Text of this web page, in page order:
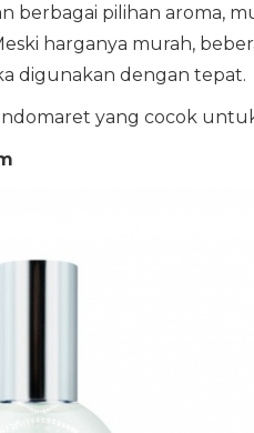
berbagai pilihan aroma,
harganya murah,
digunakan dengan tepat.
yang cocok